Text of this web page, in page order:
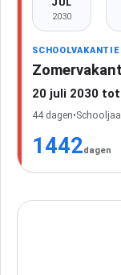
JUL
2030
SCHOOLVAKANTIE
20 juli 2030
44 dagen•
1442dagen